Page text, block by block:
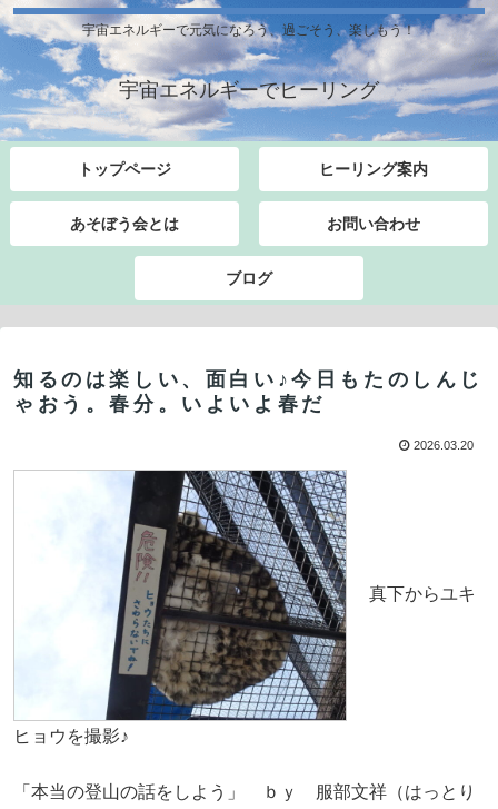
宇宙エネルギーで元気になろう、過ごそう、楽しもう！
宇宙エネルギーでヒーリング
トップページ ヒーリング案内
あそぼう会とは お問い合わせ
ブログ
知るのは楽しい、面白い♪今日もたのしんじ
ゃおう。春分。いよいよ春だ
2026.03.20
真下からユキ
ヒョウを撮影♪
「本当の登山の話をしよう」 ｂｙ 服部文祥（はっとり